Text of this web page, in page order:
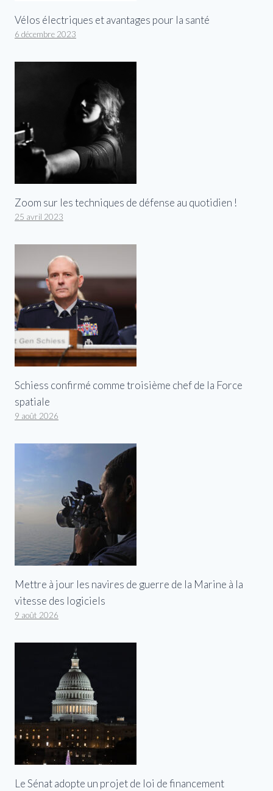
Vélos électriques et avantages pour la santé
6 décembre 2023
Zoom sur les techniques de défense au quotidien !
25 avril 2023
Schiess confirmé comme troisième chef de la Force
spatiale
9 août 2026
Mettre à jour les navires de guerre de la Marine à la
vitesse des logiciels
9 août 2026
Le Sénat adopte un projet de loi de financement